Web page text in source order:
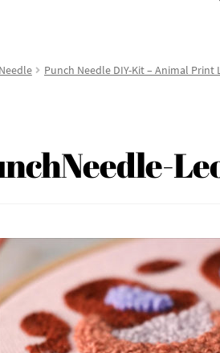
Punch Needle DIY-Kit – Animal Print